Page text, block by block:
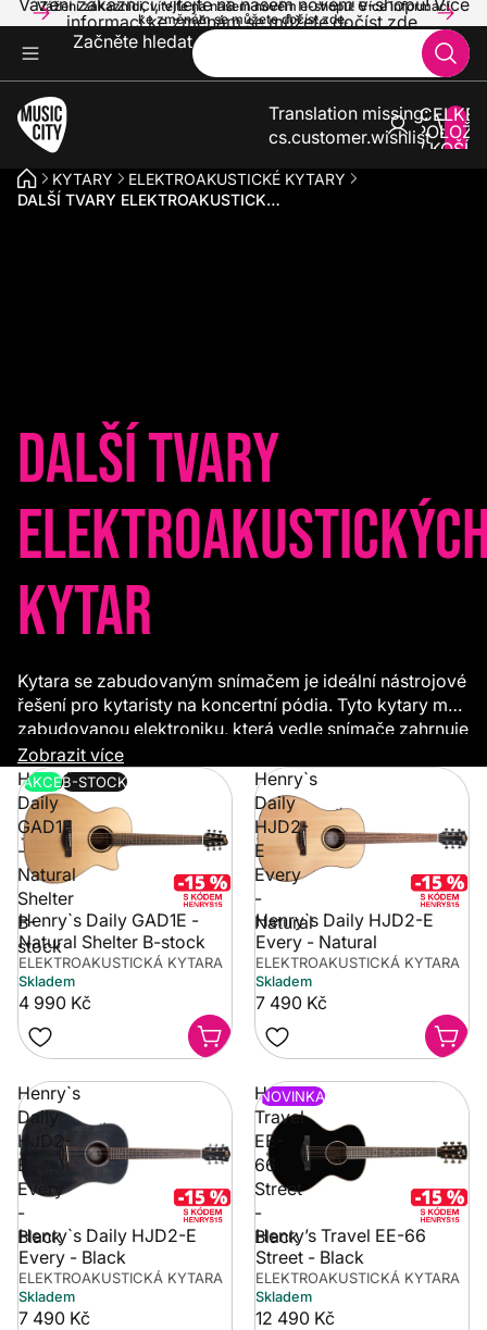
Vážení zákazníci, vítejte na našem novém e-shopu! Více informací
ke změnám se můžete dočíst zde.
Vážení zákazníci, vítejte na našem novém e-shopu! Více
informací ke změnám se můžete dočíst zde.
Začněte hledat
Translation missing:
cs.customer.wishlist
V
KYTARY
ELEKTROAKUSTICKÉ KYTARY
DALŠÍ TVARY ELEKTROAKUSTICKÝCH KYTAR
Další tvary
kytar
Kytara se zabudovaným snímačem je ideální nástrojové
řešení pro kytaristy na koncertní pódia. Tyto kytary mají
zabudovanou elektroniku, která vedle snímače zahrnuje
obvykle také ekvalizér a vestavěnou ladičku a která
umožňuje snadné ozvučení nástroje bez nutnosti
použití mikrofonu.
Zobrazit více
Henry`s
Daily
GAD1E
-
Natural
Shelter
B-
stock
AKCEB-STOCK
Henry`s Daily GAD1E -
Natural Shelter B-stock
ELEKTROAKUSTICKÁ KYTARA
Skladem
4 990 Kč
Henry`s
Daily
HJD2-
E
Every
-
Natural
Henry`s Daily HJD2-E
Every - Natural
ELEKTROAKUSTICKÁ KYTARA
Skladem
7 490 Kč
Henry`s
Daily
HJD2-
E
Every
-
Black
Henry`s Daily HJD2-E
Every - Black
ELEKTROAKUSTICKÁ KYTARA
Skladem
7 490 Kč
Henry’s
Travel
EE-
66
Street
-
Black
NOVINKA
Henry’s Travel EE-66
Street - Black
ELEKTROAKUSTICKÁ KYTARA
Skladem
12 490 Kč